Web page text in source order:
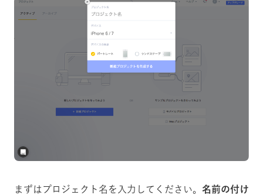
まずはプロジェクト名を入力してください。 名前の付け